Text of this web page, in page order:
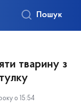
Пошук
тварину з
о 15:54